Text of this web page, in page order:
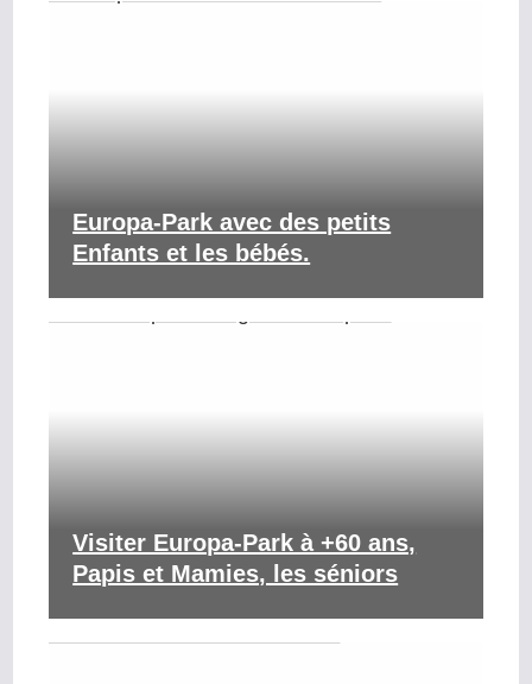
Europa-Park avec des petits
Enfants et les bébés.
Visiter Europa-Park à +60 ans,
Papis et Mamies, les séniors